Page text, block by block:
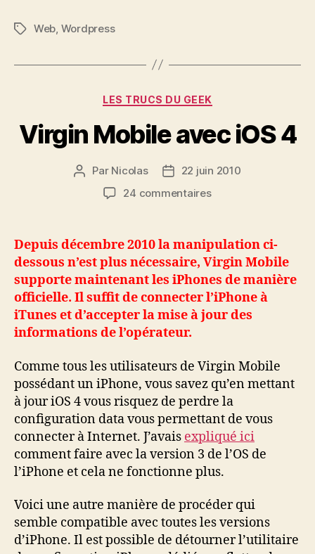
Étiquettes
Web Wordpress
Catégories
LES TRUCS DU GEEK
Virgin Mobile avec iOS 4
Auteur
l’article
Par Nicolas
Date22 juin 2010
24 commentairessur
avec
iOS
4
Depuis décembre 2010 la manipulation ci-
dessous n’est plus nécessaire, Virgin Mobile
supporte maintenant les iPhones de manière
officielle. Il suffit de connecter l’iPhone à
iTunes et d’accepter la mise à jour des
informations de l’opérateur.
Comme tous les utilisateurs de Virgin Mobile
possédant un iPhone, vous savez qu’en mettant
à jour iOS 4 vous risquez de perdre la
configuration data vous permettant de vous
connecter à Internet. J’avais expliqué ici
comment faire avec la version 3 de l’OS de
l’iPhone et cela ne fonctionne plus.
Voici une autre manière de procéder qui
semble compatible avec toutes les versions
d’iPhone. Il est possible de détourner l’utilitaire